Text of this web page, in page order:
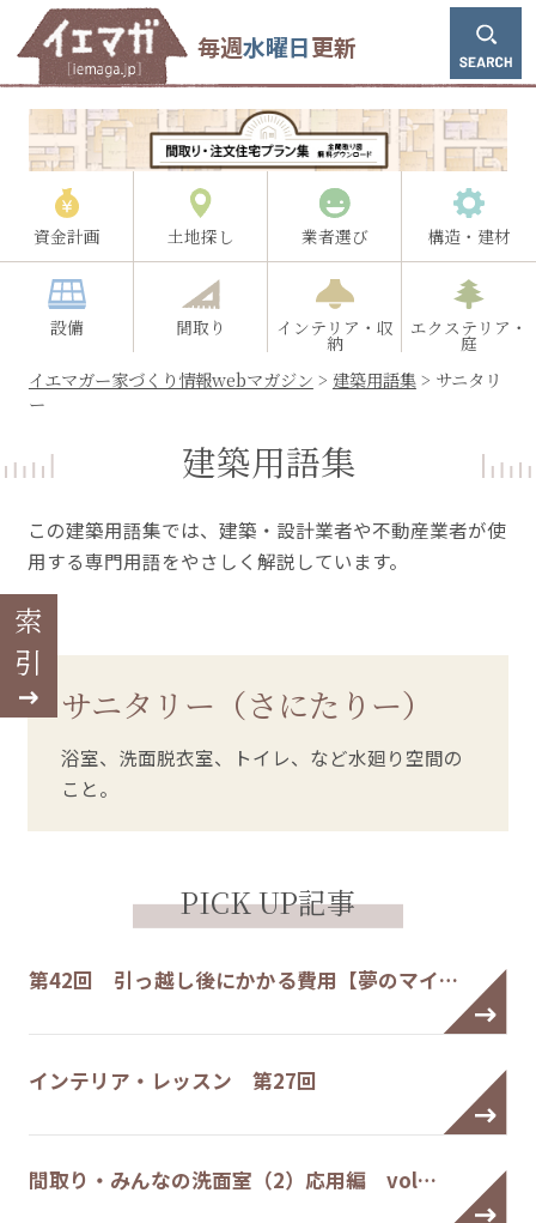
毎週水曜日更新
資金計画 土地探し 業者選び 構造・建材
設備 間取り インテリア・収
納
エクステリア・
庭
イエマガー家づくり情報webマガジン > 建築用語集> サニタリ
ー
索引
建築用語集
この建築用語集では、建築・設計業者や不動産業者が使
用する専門用語をやさしく解説しています。
サニタリー（さにたりー）
浴室、洗面脱衣室、トイレ、など水廻り空間の
こと。
PICK UP記事
第42回 引っ越し後にかかる費用【夢のマイ…
インテリア・レッスン 第27回
間取り・みんなの洗面室（2）応用編 vol…